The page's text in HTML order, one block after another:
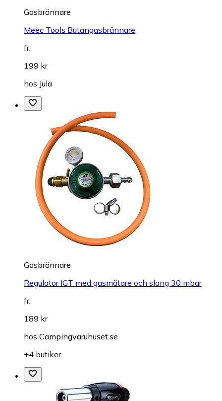
Gasbrännare
Meec Tools Butangasbrännare
fr.
199 kr
hos Jula
Gasbrännare
Regulator IGT med gasmätare och slang 30 mbar
fr.
189 kr
hos Campingvaruhuset.se
+4 butiker